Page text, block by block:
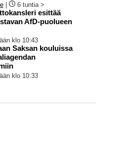
| 6 tuntia >
esittää
AfD-puolueen
klo 10:43
Saksan kouluissa
klo 10:33